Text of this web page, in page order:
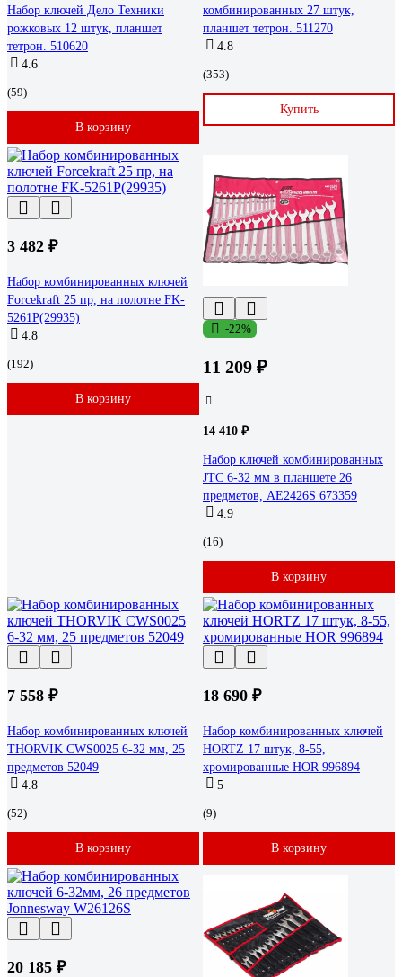
Набор ключей Дело Техники
рожковых 12 штук, планшет
тетрон. 510620
4.6
(59)
В корзину
комбинированных 27 штук,
планшет тетрон. 511270
4.8
(353)
Купить
3 482 ₽
Набор комбинированных ключей
Forcekraft 25 пр, на полотне FK-
5261P(29935)
4.8
(192)
В корзину
-22%
11 209 ₽
14 410 ₽
Набор ключей комбинированных
JTC 6-32 мм в планшете 26
предметов, AE2426S 673359
4.9
(16)
В корзину
7 558 ₽
Набор комбинированных ключей
THORVIK CWS0025 6-32 мм, 25
предметов 52049
4.8
(52)
В корзину
18 690 ₽
Набор комбинированных ключей
HORTZ 17 штук, 8-55,
хромированные HOR 996894
5
(9)
В корзину
20 185 ₽